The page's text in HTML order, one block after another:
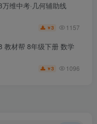
万维中考·几何辅助线
￥3 1157
教材帮 8年级下册 数学
￥3 1096